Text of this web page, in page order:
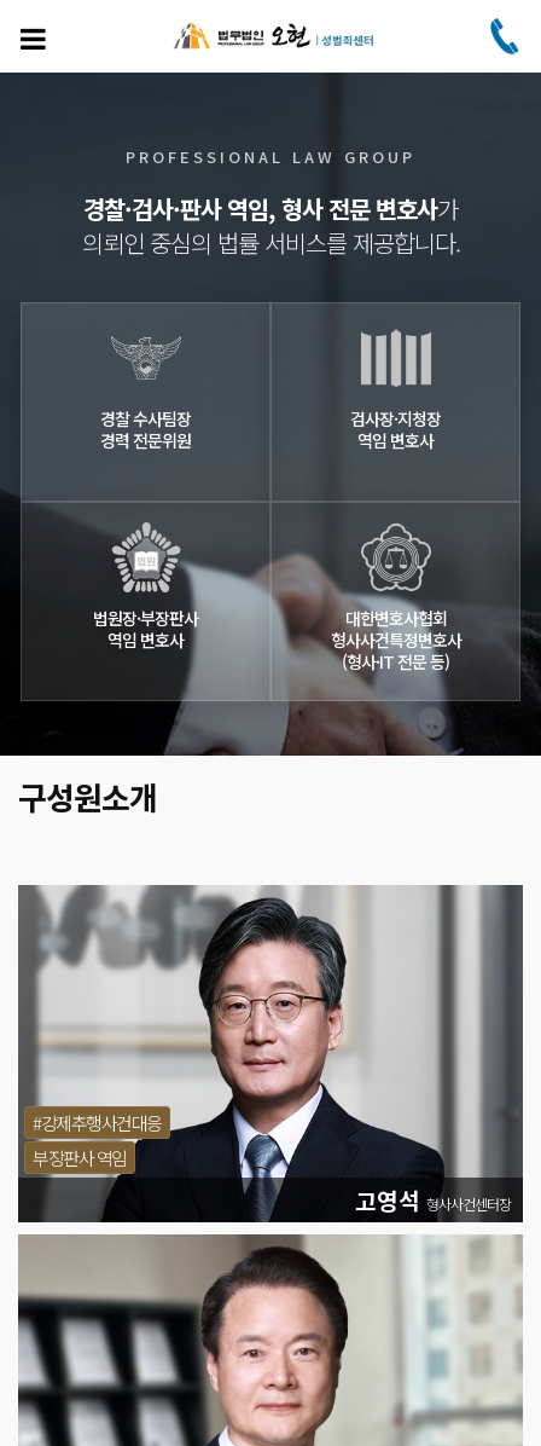
주
요
콘
PROFESSIONAL LAW GROUP
경찰·검사·판사 역임, 형사 전문 변호사가
의뢰인 중심의 법률 서비스를 제공합니다.
경찰 수사팀장
경력 전문위원
검사장·지청장
역임 변호사
법원장·부장판사
역임 변호사
대한변호사협회
형사사건특정변호사
(형사·IT 전문 등)
구성원소개
#강제추행사건대응
부장판사 역임
고영석 형사사건센터장